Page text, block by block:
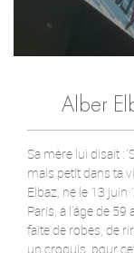
Alber
Sa mère lui disait :
mais petit dans ta
Elbaz, né le 13 juin
Paris, à l’âge de
faite de robes, de
un croquis, pour